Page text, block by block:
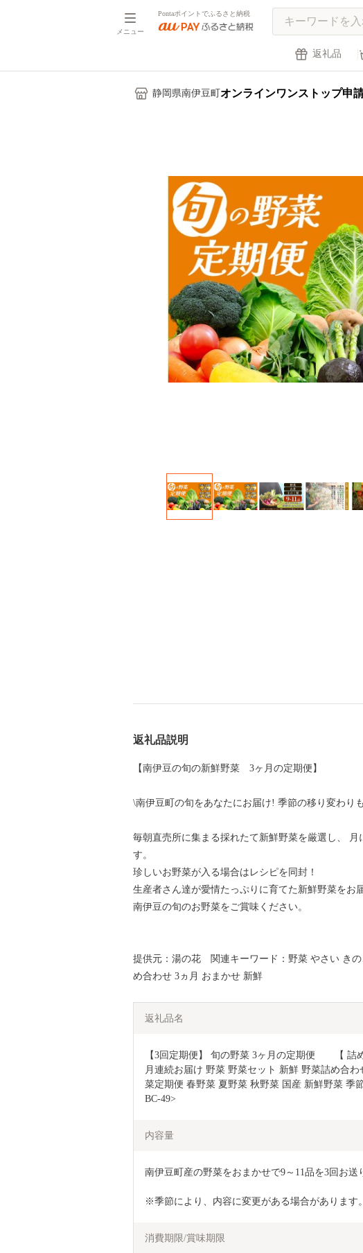
メニュー
Pontaポイントでふるさと納税
返礼品
静岡県南伊豆町 オンラインワンストップ申
返礼品説明
【南伊豆の旬の新鮮野菜 3ヶ月の定期便】
\南伊豆町の旬をあなたにお届け! 季節の移り変わり
毎朝直売所に集まる採れたて新鮮野菜を厳選し、
す。
珍しいお野菜が入る場合はレシピを同封！
生産者さん達が愛情たっぷりに育てた新鮮野菜をお
南伊豆の旬のお野菜をご賞味ください。
提供元：湯の花 関連キーワード：野菜 やさい き
め合わせ 3ヵ月 おまかせ 新鮮
返礼品名
【3回定期便】 旬の野菜 3ヶ月の定期便　　【
月連続お届け 野菜 野菜セット 新鮮 野菜詰め合
菜定期便 春野菜 夏野菜 秋野菜 国産 新鮮野菜 季
BC-49>
内容量
南伊豆町産の野菜をおまかせで9～11品を3回お送
※季節により、内容に変更がある場合があります。
消費期限/賞味期限